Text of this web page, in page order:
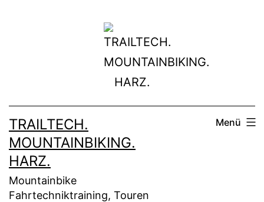
TRAILTECH.
MOUNTAINBIKING.
HARZ.
Mountainbike
Fahrtechniktraining, Touren
Menü